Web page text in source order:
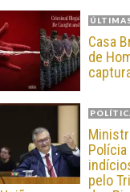
Casa
de
pelo